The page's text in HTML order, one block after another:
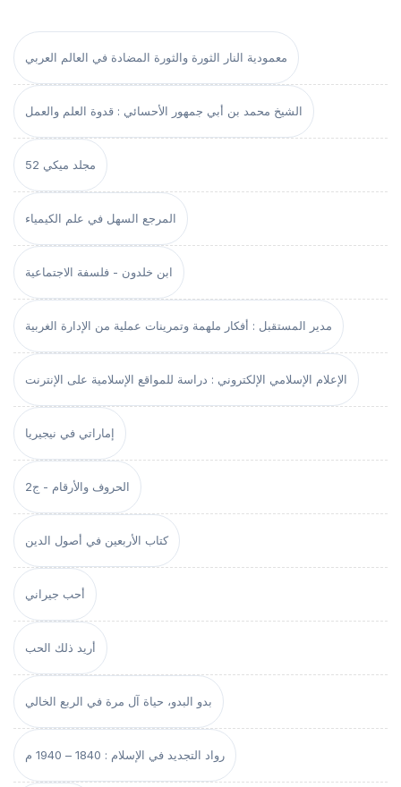
معمودية النار الثورة والثورة المضادة في العالم العربي
الشيخ محمد بن أبي جمهور الأحسائي : قدوة العلم والعمل
مجلد ميكي 52
المرجع السهل في علم الكيمياء
ابن خلدون - فلسفة الاجتماعية
مدير المستقبل : أفكار ملهمة وتمرينات عملية من الإدارة الغربية
الإعلام الإسلامي الإلكتروني : دراسة للمواقع الإسلامية على الإنترنت
إماراتي في نيجيريا
الحروف والأرقام - ج2
كتاب الأربعين في أصول الدين
أحب جيراني
أريد ذلك الحب
بدو البدو، حياة آل مرة في الربع الخالي
رواد التجديد في الإسلام : 1840 – 1940 م